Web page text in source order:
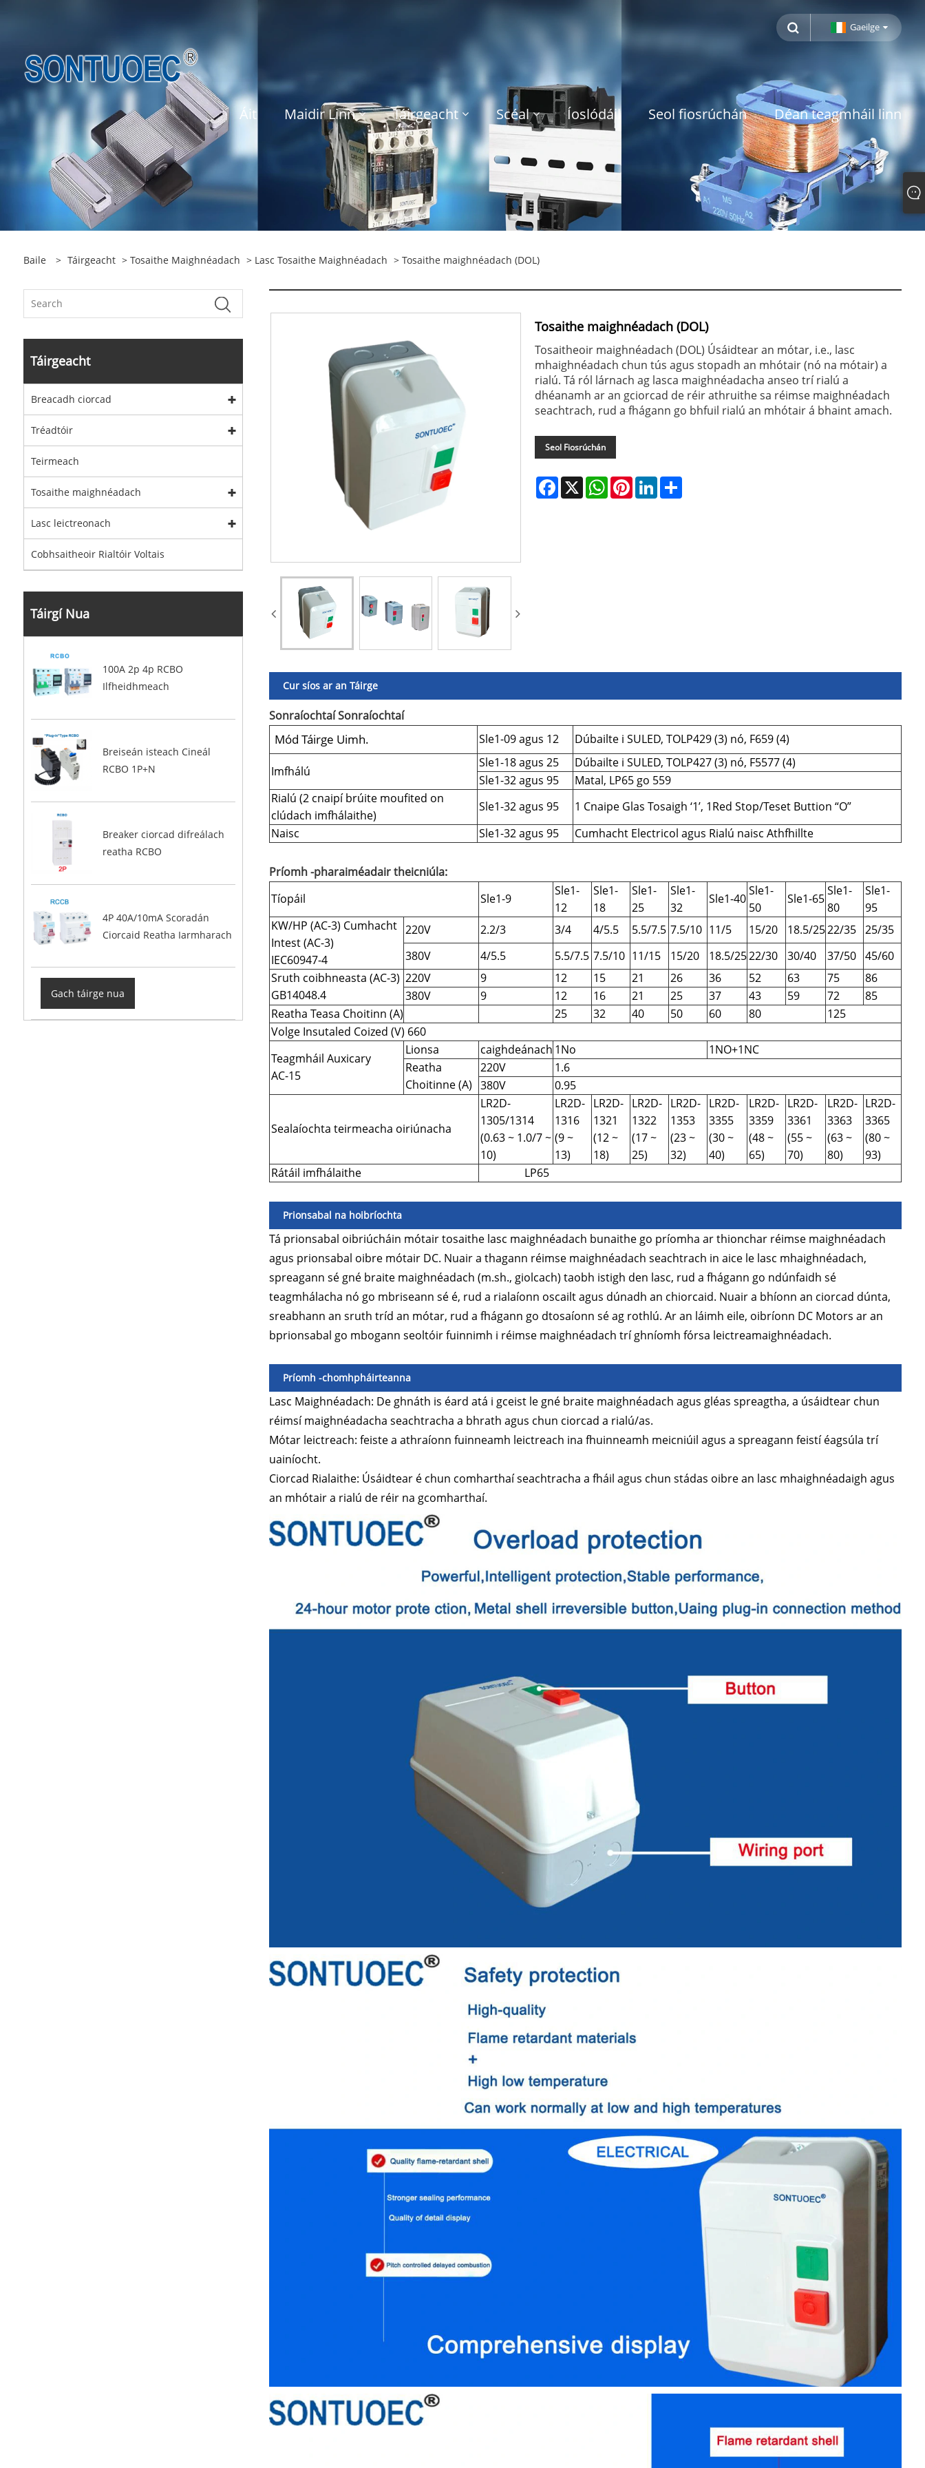
Gaeilge
Áit Maidir Linn Táirgeacht Scéal Íoslódáil Seol fiosrúchán Déan teagmháil linn
Baile > Táirgeacht > Tosaithe Maighnéadach > Lasc Tosaithe Maighnéadach > Tosaithe maighnéadach (DOL)
Táirgeacht
Breacadh ciorcad
Tréadtóir
Teirmeach
Tosaithe maighnéadach
Lasc leictreonach
Cobhsaitheoir Rialtóir Voltais
Táirgí Nua
100A 2p 4p RCBO
Ilfheidhmeach
Breiseán isteach Cineál
RCBO 1P+N
Breaker ciorcad difreálach
reatha RCBO
4P 40A/10mA Scoradán
Ciorcaid Reatha Iarmharach
Gach táirge nua
Tosaithe maighnéadach (DOL)
Tosaitheoir maighnéadach (DOL) Úsáidtear an mótar, i.e., lasc
mhaighnéadach chun tús agus stopadh an mhótair (nó na mótair) a
rialú. Tá ról lárnach ag lasca maighnéadacha anseo trí rialú a
dhéanamh ar an gciorcad de réir athruithe sa réimse maighnéadach
seachtrach, rud a fhágann go bhfuil rialú an mhótair á bhaint amach.
Seol Fiosrúchán
Facebook
X WhatsApp
PinterestLinkedIn
Cur síos ar an Táirge
Sonraíochtaí Sonraíochtaí
Mód Táirge Uimh. Sle1-09 agus 12 Dúbailte i SULED, TOLP429 (3) nó, F659 (4)
Imfhálú
Sle1-18 agus 25
Dúbailte i SULED, TOLP427 (3) nó, F5577 (4)
Sle1-32 agus 95
Matal, LP65 go 559
Rialú (2 cnaipí brúite moufited on
clúdach imfhálaithe)
Sle1-32 agus 95
1 Cnaipe Glas Tosaigh ‘1’, 1Red Stop/Teset Buttion “O”
Naisc
Sle1-32 agus 95 Cumhacht Electricol agus Rialú naisc Athfhillte
Príomh -pharaiméadair theicniúla:
Tíopáil
Sle1-9
Sle1-
12
Sle1-
18
Sle1-
25
Sle1-
32
Sle1-40
Sle1-
50
Sle1-65
Sle1-
80
Sle1-
95
KW/HP (AC-3) Cumhacht
Intest (AC-3)
IEC60947-4
220V 2.2/3 3/4 4/5.5 5.5/7.5 7.5/10 11/5 15/20 18.5/2522/35 25/35
380V
4/5.5 5.5/7.5 7.5/10 11/15 15/20 18.5/2522/30 30/40 37/50 45/60
Sruth coibhneasta (AC-3)
GB14048.4
220V 9 12 15 21 26 36 52 63 75
86
380V
9 12 16 21 25 37 43 59 72
85
Reatha Teasa Choitinn (A)
25 32 40 50 60 80
125
Volge Insutaled Coized (V) 660
Teagmháil Auxicary
AC-15
Lionsa caighdeánach 1No
1NO+1NC
Reatha
Choitinne (A)
220V
1.6
380V
0.95
Sealaíochta teirmeacha oiriúnacha
LR2D-
1305/1314
(0.63 ~ 1.0/7 ~
10)
LR2D-
1316
(9 ~
13)
LR2D-
1321
(12 ~
18)
LR2D-
1322
(17 ~
25)
LR2D-
1353
(23 ~
32)
LR2D-
3355
(30 ~
40)
LR2D-
3359
(48 ~
65)
LR2D-
3361
(55 ~
70)
LR2D-
3363
(63 ~
80)
LR2D-
3365
(80 ~
93)
Rátáil imfhálaithe
LP65
Prionsabal na hoibríochta
Tá prionsabal oibriúcháin mótair tosaithe lasc maighnéadach bunaithe go príomha ar thionchar réimse maighnéadach
agus prionsabal oibre mótair DC. Nuair a thagann réimse maighnéadach seachtrach in aice le lasc mhaighnéadach,
spreagann sé gné braite maighnéadach (m.sh., giolcach) taobh istigh den lasc, rud a fhágann go ndúnfaidh sé
teagmhálacha nó go mbriseann sé é, rud a rialaíonn oscailt agus dúnadh an chiorcaid. Nuair a bhíonn an ciorcad dúnta,
sreabhann an sruth tríd an mótar, rud a fhágann go dtosaíonn sé ag rothlú. Ar an láimh eile, oibríonn DC Motors ar an
bprionsabal go mbogann seoltóir fuinnimh i réimse maighnéadach trí ghníomh fórsa leictreamaighnéadach.
Príomh -chomhpháirteanna
Lasc Maighnéadach: De ghnáth is éard atá i gceist le gné braite maighnéadach agus gléas spreagtha, a úsáidtear chun
réimsí maighnéadacha seachtracha a bhrath agus chun ciorcad a rialú/as.
Mótar leictreach: feiste a athraíonn fuinneamh leictreach ina fhuinneamh meicniúil agus a spreagann feistí éagsúla trí
uainíocht.
Ciorcad Rialaithe: Úsáidtear é chun comharthaí seachtracha a fháil agus chun stádas oibre an lasc mhaighnéadaigh agus
an mhótair a rialú de réir na gcomharthaí.